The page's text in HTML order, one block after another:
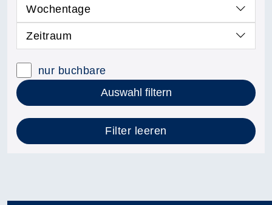
Wochentage
Zeitraum
nur buchbare
Auswahl filtern
Filter leeren